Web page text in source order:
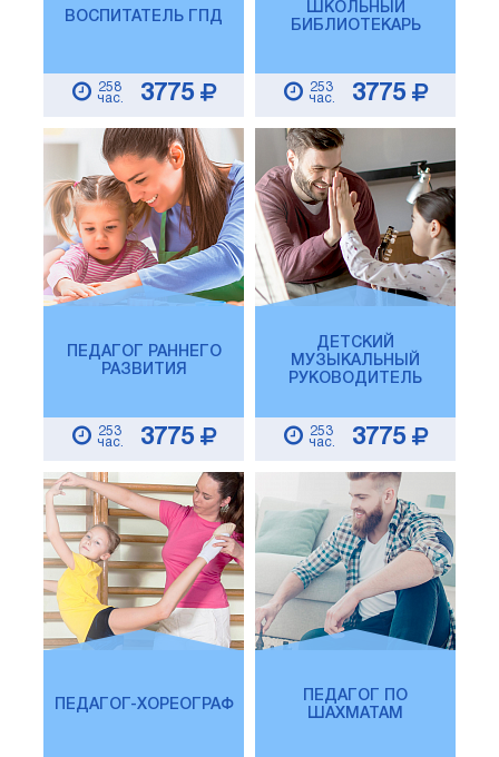
ВОСПИТАТЕЛЬ ГПД
258
час.
3775
ШКОЛЬНЫЙ
БИБЛИОТЕКАРЬ
253
час.
3775
ПЕДАГОГ РАННЕГО
РАЗВИТИЯ
253
час.
3775
ДЕТСКИЙ
МУЗЫКАЛЬНЫЙ
РУКОВОДИТЕЛЬ
253
час.
3775
ПЕДАГОГ-ХОРЕОГРАФ
ПЕДАГОГ ПО
ШАХМАТАМ